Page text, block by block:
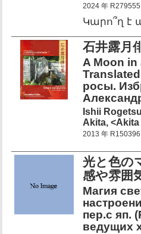
2024 年 R279555
Կարո՞ղ է
石井露月
A Moon in
росы.
Ishii
Akita,
2013 年 R150396
光と色の
感や雰囲
Магия
пер.с яп.
ведущих